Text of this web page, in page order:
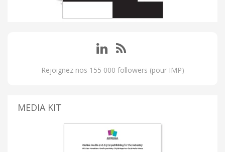
Rejoignez nos 155 000 followers (pour IMP)
MEDIA KIT